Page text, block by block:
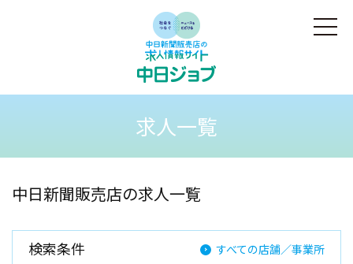
求人一覧
中日新聞販売店の求人一覧
検索条件 すべての店舗／事業所